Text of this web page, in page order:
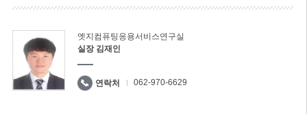
엣지컴퓨팅응용서비스연구실
실장 김재인
연락처 062-970-6629